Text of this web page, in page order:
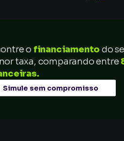
o financiamento do
taxa, comparando entre
Simule sem compromisso